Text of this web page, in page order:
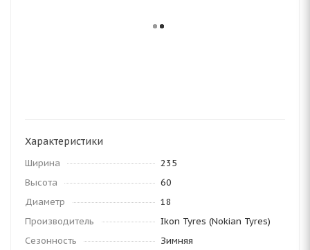
Характеристики
Ширина
235
Высота
60
Диаметр
18
Производитель
Ikon Tyres (Nokian Tyres)
Сезонность
Зимняя